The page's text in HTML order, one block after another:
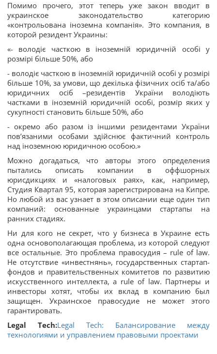
Помимо прочего, этот теперь уже закон вводит в
украинское законодательство категорию
«контрольована іноземна компанія». Это компания, в
которой резидент Украины:
«- володіє часткою в іноземній юридичній особі у
розмірі більше 50%, або
- володіє часткою в іноземній юридичній особі у розмірі
більше 10%, за умови, що декілька фізичних осіб та/або
юридичних осіб –резидентів України володіють
частками в іноземній юридичній особі, розмір яких у
сукупності становить більше 50%, або
- окремо або разом із іншими резидентами України
пов’язаними особами здійснює фактичний контроль
над іноземною юридичною особою.»
Можно догадаться, что авторы этого определения
пытались описать компании в оффшорных
юрисдикциях и «налоговых раях», как, например,
Студия Квартал 95, которая зарегистрирована на Кипре.
Но любой из вас узнает в этом описании еще один тип
компаний: основанные украинцами стартапы на
ранних стадиях.
Ни для кого не секрет, что у бизнеса в Украине есть
одна основополагающая проблема, из которой следуют
все остальные. Это проблема правосудия – rule of law.
Не отсутствие «инвестнянь», государственных стартап-
фондов и правительственных комитетов по развитию
искусственного интеллекта, а rule of law. Партнеры и
инвесторы хотят, чтобы их вклад в компанию был
защищен. Украинское правосудие не может этого
гарантировать.
Legal Tech:Legal Tech: Балансирование между
технологиями и управлением правовыми проектами